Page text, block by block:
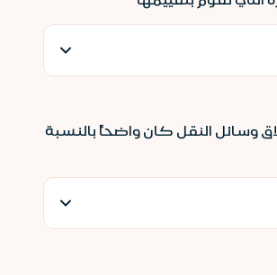
وسائل النقل كان واضحاً بالنسبة